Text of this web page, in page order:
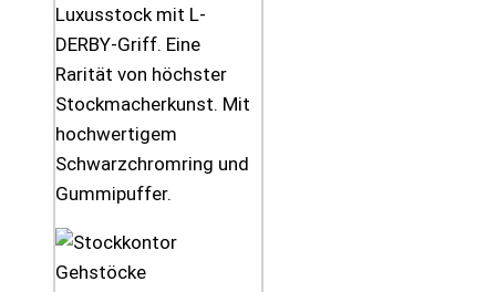
Luxusstock mit L-
DERBY-Griff. Eine
Rarität von höchster
Stockmacherkunst. Mit
hochwertigem
Schwarzchromring und
Gummipuffer.